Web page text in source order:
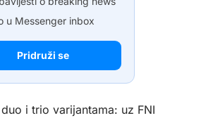
u Messenger inbox
Pridruži se
i trio varijantama: uz FNI